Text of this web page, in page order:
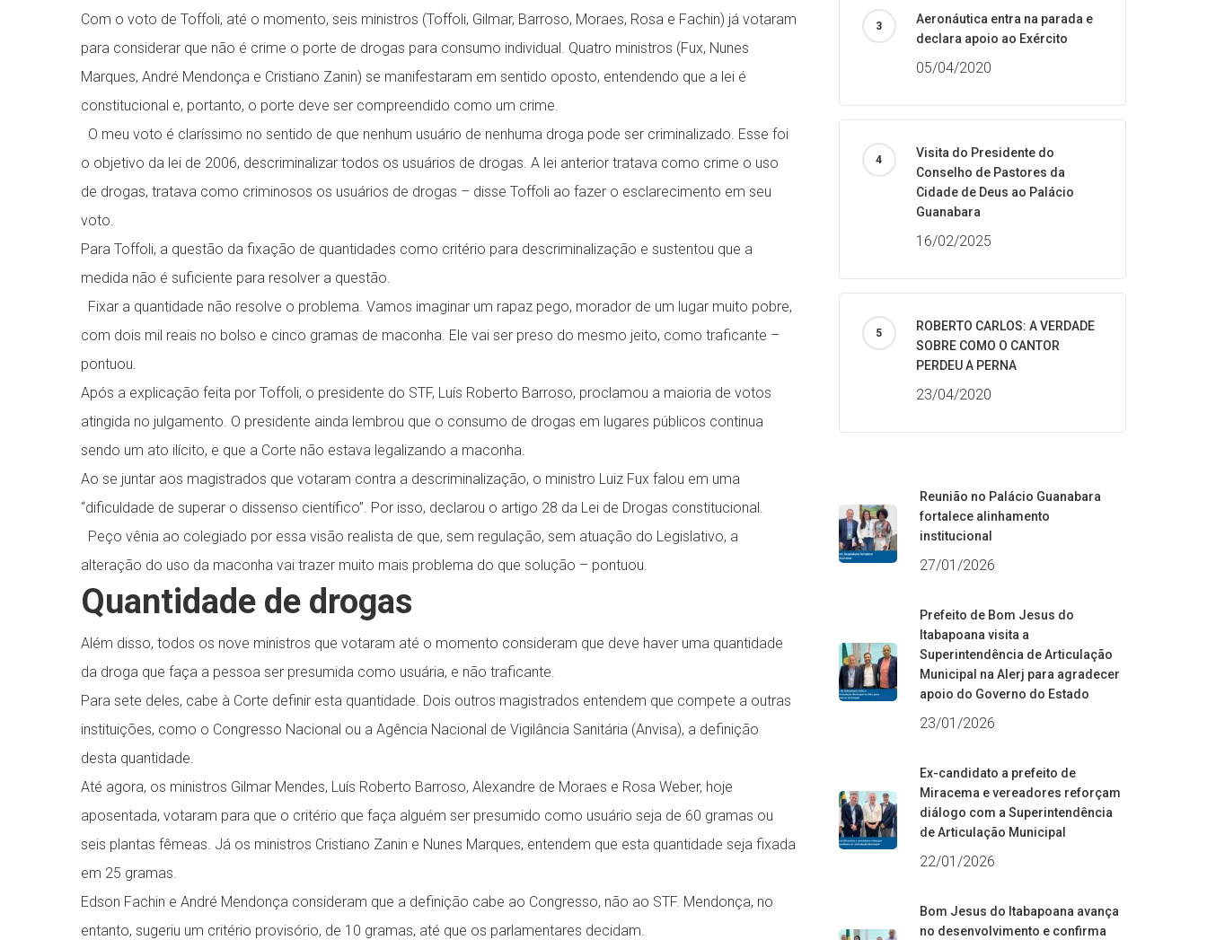
Com o voto de Toffoli, até o momento, seis ministros (Toffoli, Gilmar, Barroso, Moraes, Rosa e Fachin) já votaram
para considerar que não é crime o porte de drogas para consumo individual. Quatro ministros (Fux, Nunes
Marques, André Mendonça e Cristiano Zanin) se manifestaram em sentido oposto, entendendo que a lei é
constitucional e, portanto, o porte deve ser compreendido como um crime.
O meu voto é claríssimo no sentido de que nenhum usuário de nenhuma droga pode ser criminalizado. Esse foi
o objetivo da lei de 2006, descriminalizar todos os usuários de drogas. A lei anterior tratava como crime o uso
de drogas, tratava como criminosos os usuários de drogas – disse Toffoli ao fazer o esclarecimento em seu
voto.
Para Toffoli, a questão da fixação de quantidades como critério para descriminalização e sustentou que a
medida não é suficiente para resolver a questão.
Fixar a quantidade não resolve o problema. Vamos imaginar um rapaz pego, morador de um lugar muito pobre,
com dois mil reais no bolso e cinco gramas de maconha. Ele vai ser preso do mesmo jeito, como traficante –
pontuou.
Após a explicação feita por Toffoli, o presidente do STF, Luís Roberto Barroso, proclamou a maioria de votos
atingida no julgamento. O presidente ainda lembrou que o consumo de drogas em lugares públicos continua
sendo um ato ilícito, e que a Corte não estava legalizando a maconha.
Ao se juntar aos magistrados que votaram contra a descriminalização, o ministro Luiz Fux falou em uma
“dificuldade de superar o dissenso científico”. Por isso, declarou o artigo 28 da Lei de Drogas constitucional.
Peço vênia ao colegiado por essa visão realista de que, sem regulação, sem atuação do Legislativo, a
alteração do uso da maconha vai trazer muito mais problema do que solução – pontuou.
Quantidade de drogas
Além disso, todos os nove ministros que votaram até o momento consideram que deve haver uma quantidade
da droga que faça a pessoa ser presumida como usuária, e não traficante.
Para sete deles, cabe à Corte definir esta quantidade. Dois outros magistrados entendem que compete a outras
instituições, como o Congresso Nacional ou a Agência Nacional de Vigilância Sanitária (Anvisa), a definição
desta quantidade.
Até agora, os ministros Gilmar Mendes, Luís Roberto Barroso, Alexandre de Moraes e Rosa Weber, hoje
aposentada, votaram para que o critério que faça alguém ser presumido como usuário seja de 60 gramas ou
seis plantas fêmeas. Já os ministros Cristiano Zanin e Nunes Marques, entendem que esta quantidade seja fixada
em 25 gramas.
Edson Fachin e André Mendonça consideram que a definição cabe ao Congresso, não ao STF. Mendonça, no
entanto, sugeriu um critério provisório, de 10 gramas, até que os parlamentares decidam.
Aeronáutica entra na parada e
declara apoio ao Exército
05/04/2020
Visita do Presidente do
Conselho de Pastores da
Cidade de Deus ao Palácio
Guanabara
16/02/2025
ROBERTO CARLOS: A VERDADE
SOBRE COMO O CANTOR
PERDEU A PERNA
23/04/2020
Reunião no Palácio Guanabara
fortalece alinhamento
institucional
27/01/2026
Prefeito de Bom Jesus do
Itabapoana visita a
Superintendência de Articulação
Municipal na Alerj para agradecer
apoio do Governo do Estado
23/01/2026
Ex-candidato a prefeito de
Miracema e vereadores reforçam
diálogo com a Superintendência
de Articulação Municipal
22/01/2026
Bom Jesus do Itabapoana avança
no desenvolvimento e confirma